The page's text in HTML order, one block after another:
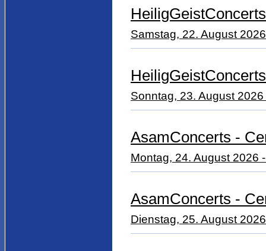
Samstag, 22. August
Sonntag, 23. August
AsamConcerts -
Montag, 24. August 2026
AsamConcerts -
Dienstag, 25. August